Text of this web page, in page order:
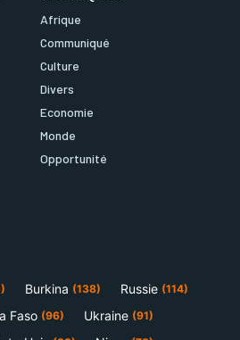
Afrique
Communiqué
Culture
Divers
Economie
Monde
Opportunité
Burkina (138) Russie (114)
Faso (96) Ukraine (91)